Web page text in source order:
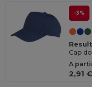
-3%
Cap
A
2,91